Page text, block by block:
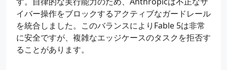
イバー操作をブロックするアクティブなガードレール
を統合しました。このバランスによりFable 5は非常
に安全ですが、複雑なエッジケースのタスクを拒否す
ることがあります。